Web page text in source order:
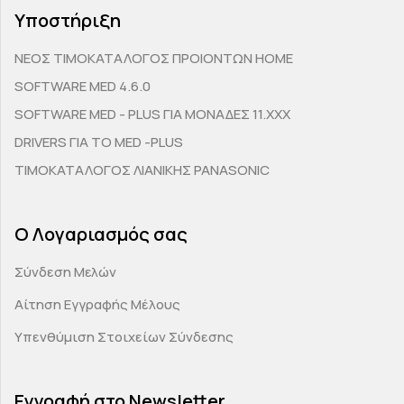
Υποστήριξη
ΝΕΟΣ ΤΙΜΟΚΑΤΑΛΟΓΟΣ ΠΡΟΙΟΝΤΩΝ HOME
SOFTWARE MED 4.6.0
SOFTWARE MED - PLUS ΓΙΑ ΜΟΝΑΔΕΣ 11.ΧΧΧ
DRIVERS ΓΙΑ ΤΟ MED -PLUS
ΤΙΜΟΚΑΤΑΛΟΓΟΣ ΛΙΑΝΙΚΗΣ PANASONIC
Ο Λογαριασμός σας
Σύνδεση Μελών
Αίτηση Εγγραφής Μέλους
Υπενθύμιση Στοιχείων Σύνδεσης